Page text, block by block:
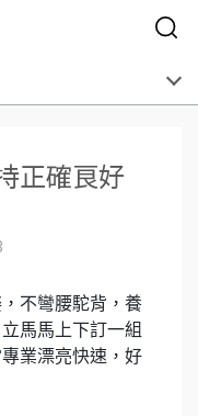
正確良好
不彎腰駝背，養
馬馬上下訂一組
業漂亮快速，好